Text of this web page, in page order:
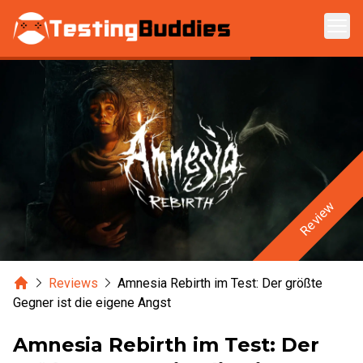
Zum Hauptinhalt springen
Review
HomeReviews
Amnesia Rebirth im Test: Der größte
Gegner ist die eigene Angst
Amnesia Rebirth im Test: Der